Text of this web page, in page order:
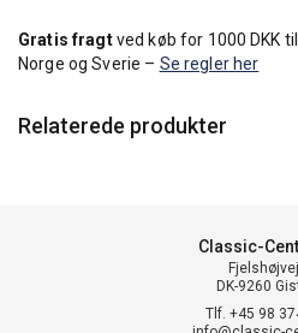
Gratis fragtved køb for 1000 DKK
Norge og Sverie – Se regler her
Relaterede produkter
Classic-
DK-9260
Tlf. +45 98